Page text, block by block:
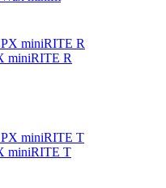
miniRITE R
miniRITE T